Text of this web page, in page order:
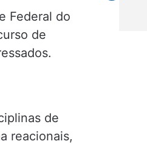
Federal do
de
de
reacionais,